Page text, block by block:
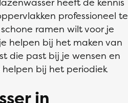
professioneel te
ramen wilt voor je
helpen bij het maken van
die past bij je wensen en
bij het periodiek
in